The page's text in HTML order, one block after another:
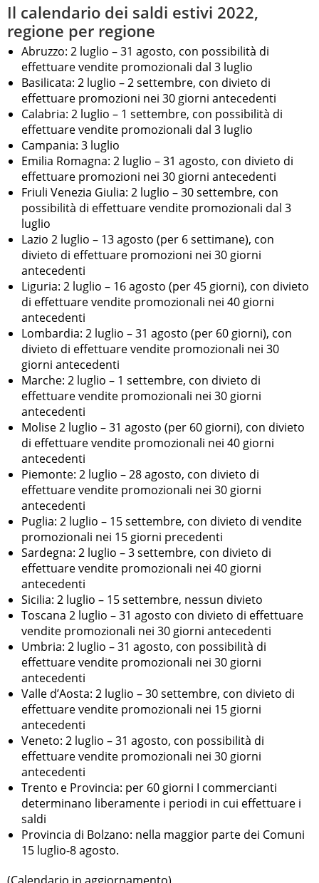
Il calendario dei saldi estivi 2022,
regione per regione
Abruzzo: 2 luglio – 31 agosto, con possibilità di
effettuare vendite promozionali dal 3 luglio
Basilicata: 2 luglio – 2 settembre, con divieto di
effettuare promozioni nei 30 giorni antecedenti
Calabria: 2 luglio – 1 settembre, con possibilità di
effettuare vendite promozionali dal 3 luglio
Campania: 3 luglio
Emilia Romagna: 2 luglio – 31 agosto, con divieto di
effettuare promozioni nei 30 giorni antecedenti
Friuli Venezia Giulia: 2 luglio – 30 settembre, con
possibilità di effettuare vendite promozionali dal 3
luglio
Lazio 2 luglio – 13 agosto (per 6 settimane), con
divieto di effettuare promozioni nei 30 giorni
antecedenti
Liguria: 2 luglio – 16 agosto (per 45 giorni), con divieto
di effettuare vendite promozionali nei 40 giorni
antecedenti
Lombardia: 2 luglio – 31 agosto (per 60 giorni), con
divieto di effettuare vendite promozionali nei 30
giorni antecedenti
Marche: 2 luglio – 1 settembre, con divieto di
effettuare vendite promozionali nei 30 giorni
antecedenti
Molise 2 luglio – 31 agosto (per 60 giorni), con divieto
di effettuare vendite promozionali nei 40 giorni
antecedenti
Piemonte: 2 luglio – 28 agosto, con divieto di
effettuare vendite promozionali nei 30 giorni
antecedenti
Puglia: 2 luglio – 15 settembre, con divieto di vendite
promozionali nei 15 giorni precedenti
Sardegna: 2 luglio – 3 settembre, con divieto di
effettuare vendite promozionali nei 40 giorni
antecedenti
Sicilia: 2 luglio – 15 settembre, nessun divieto
Toscana 2 luglio – 31 agosto con divieto di effettuare
vendite promozionali nei 30 giorni antecedenti
Umbria: 2 luglio – 31 agosto, con possibilità di
effettuare vendite promozionali nei 30 giorni
antecedenti
Valle d’Aosta: 2 luglio – 30 settembre, con divieto di
effettuare vendite promozionali nei 15 giorni
antecedenti
Veneto: 2 luglio – 31 agosto, con possibilità di
effettuare vendite promozionali nei 30 giorni
antecedenti
Trento e Provincia: per 60 giorni I commercianti
determinano liberamente i periodi in cui effettuare i
saldi
Provincia di Bolzano: nella maggior parte dei Comuni
15 luglio-8 agosto.